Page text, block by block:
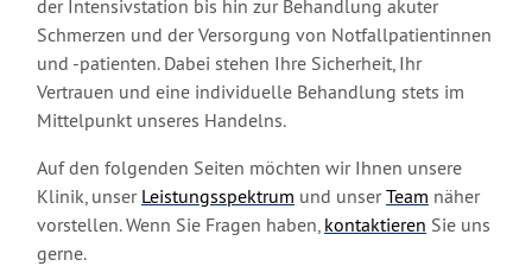
der Intensivstation bis hin zur Behandlung akuter
Schmerzen und der Versorgung von Notfallpatientinnen
und -patienten. Dabei stehen Ihre Sicherheit, Ihr
Vertrauen und eine individuelle Behandlung stets im
Mittelpunkt unseres Handelns.
Auf den folgenden Seiten möchten wir Ihnen unsere
Klinik, unser Leistungsspektrum und unserTeam näher
vorstellen. Wenn Sie Fragen haben, kontaktieren Sie uns
gerne.